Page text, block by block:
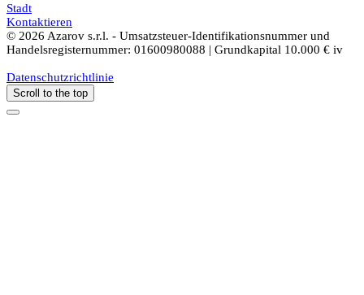
Stadt
Kontaktieren
© 2026 Azarov s.r.l. - Umsatzsteuer-Identifikationsnummer und
Handelsregisternummer: 01600980088 | Grundkapital 10.000 € iv
Datenschutzrichtlinie
Scroll to the top